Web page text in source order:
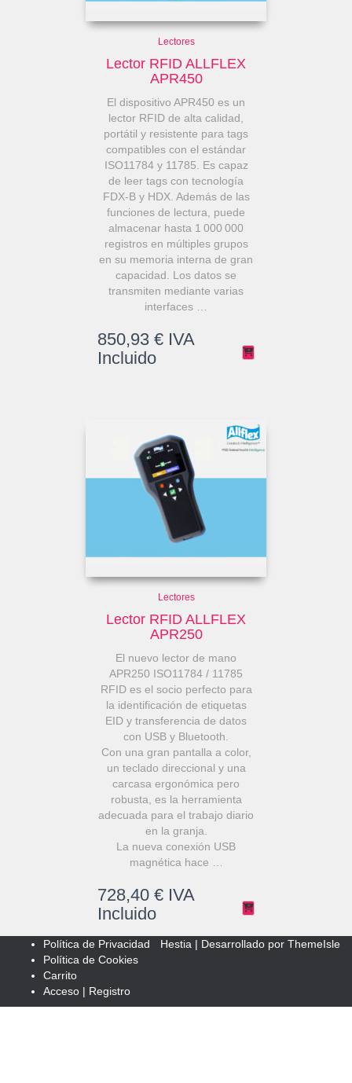
Lectores
Lector RFID ALLFLEX
APR450
El dispositivo APR450 es un
lector RFID de alta calidad,
portátil y resistente para tags
compatibles con el estándar
ISO11784 y 11785. Es capaz
de leer tags con tecnología
FDX-B y HDX. Además de las
funciones de lectura, puede
almacenar hasta 1 000 000
registros en múltiples grupos
en su memoria interna de gran
capacidad. Los datos se
transmiten mediante varias
interfaces …
850,93 € IVA
Incluido
Lectores
Lector RFID ALLFLEX
APR250
El nuevo lector de mano
APR250 ISO11784 / 11785
RFID es el socio perfecto para
la identificación de etiquetas
EID y transferencia de datos
con USB y Bluetooth.
Con una gran pantalla a color,
un teclado direccional y una
carcasa ergonómica pero
robusta, es la herramienta
adecuada para el trabajo diario
en la granja.
La nueva conexión USB
magnética hace …
728,40 € IVA
Incluido
Política de Privacidad
Política de Cookies
Carrito
Acceso | Registro
Hestia | Desarrollado por ThemeIsle